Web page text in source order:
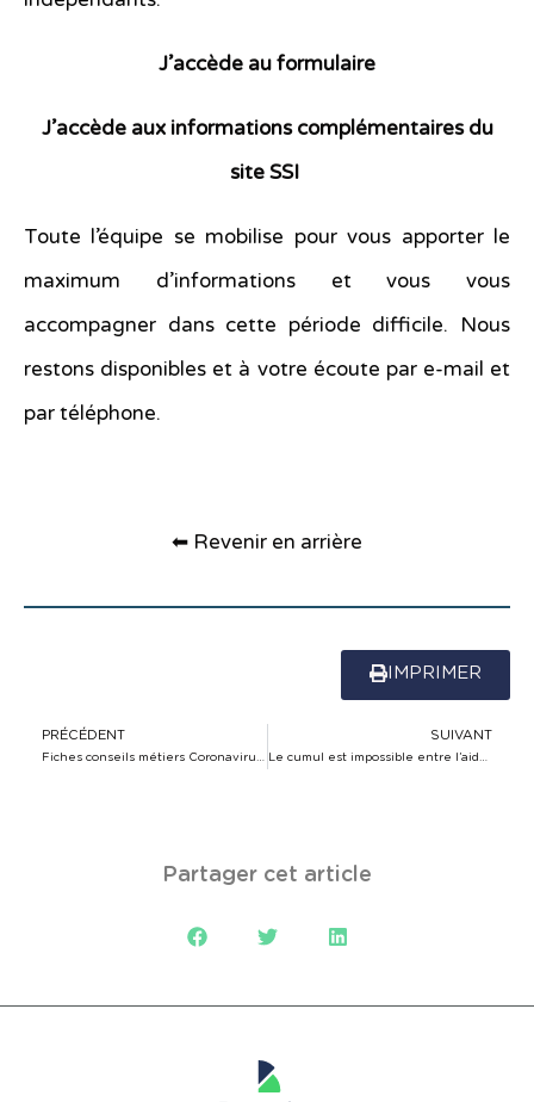
J’accède au formulaire
J’accède aux informations complémentaires du
site SSI
Toute l’équipe se mobilise pour vous apporter le
maximum d’informations et vous vous
accompagner dans cette période difficile. Nous
restons disponibles et à votre écoute par e-mail et
par téléphone.
⬅ Revenir en arrière
IMPRIMER
PRÉCÉDENT
Fiches conseils métiers Coronavirus-COVID-19
SUIVANT
Le cumul est impossible entre l’aide Urssaf et le fond de solidarité
Partager cet article